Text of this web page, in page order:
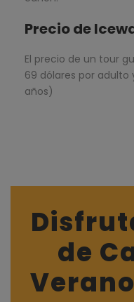
Precio de
El precio de un tour
69 dólares por adulto
años)
de